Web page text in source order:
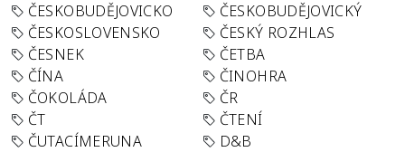
ČESKOBUDĚJOVICKO
ČESKOBUDĚJOVICKÝ
ČESKOSLOVENSKO
ČESKÝ ROZHLAS
ČESNEK
ČETBA
ČÍNA
ČINOHRA
ČOKOLÁDA
ČR
ČT
ČTENÍ
ČUTACÍMERUNA
D&B